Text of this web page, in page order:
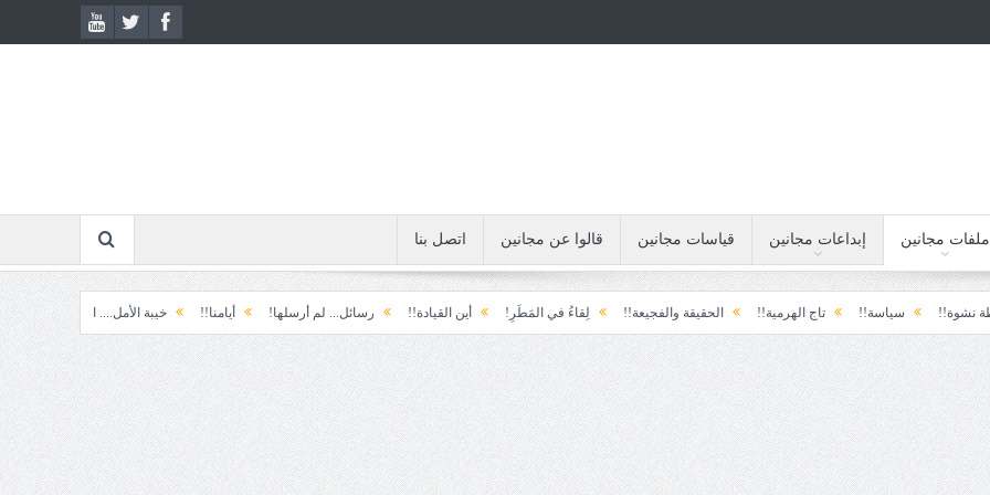
ملفات مجانين إبداعات مجانين قياسات مجانين قالوا عن مجانين اتصل بنا
سياسة!! تاج الهرمية!! الحقيقة والفجيعة!! لِقاءُ في المَطَرِ! أين القيادة!! رسائل... لم أرسلها! أيامنا!! خيبة الأمل.... الأولى! خذ وطالب